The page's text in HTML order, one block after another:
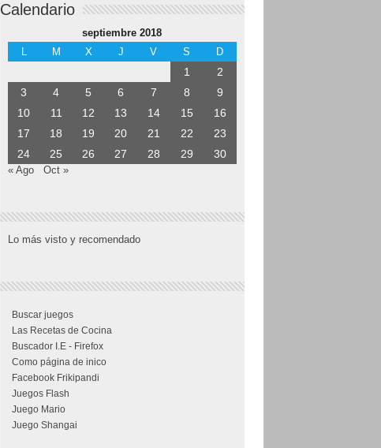
Calendario
septiembre 2018
L
M X J V S D
1
2
3
4 5 6 7 8
9
10
11 12 13 14 15
16
17
18 19 20 21 22
23
24
25 26 27 28 29 30
« Ago Oct »
Lo más visto y recomendado
Buscar juegos
Las Recetas de Cocina
Buscador I.E - Firefox
Como página de inico
Facebook Frikipandi
Juegos Flash
Juego Mario
Juego Shangai